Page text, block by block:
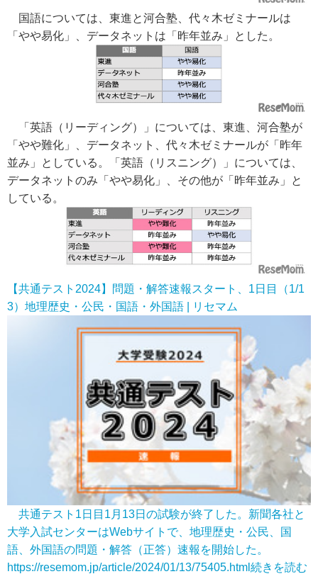
国語については、東進と河合塾、代々木ゼミナールは
「やや易化」、データネットは「昨年並み」とした。
「英語（リーディング）」については、東進、河合塾が
「やや難化」、データネット、代々木ゼミナールが「昨年
並み」としている。「英語（リスニング）」については、
データネットのみ「やや易化」、その他が「昨年並み」と
している。
【共通テスト2024】問題・解答速報スタート、1日目（1/1
3）地理歴史・公民・国語・外国語 | リセマム
共通テスト1日目1月13日の試験が終了した。新聞各社と
大学入試センターはWebサイトで、地理歴史・公民、国
語、外国語の問題・解答（正答）速報を開始した。
https://resemom.jp/article/2024/01/13/75405.html 続きを読む